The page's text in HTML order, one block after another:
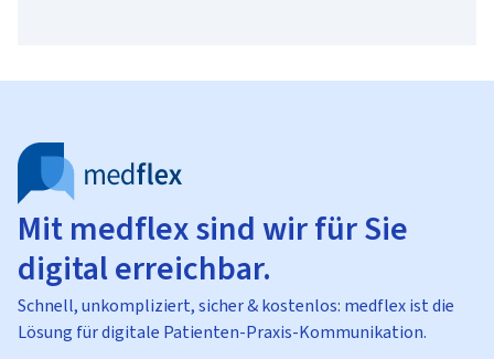
Mit medflex sind wir für Sie
digital erreichbar.
Schnell, unkompliziert, sicher & kostenlos: medflex ist die
Lösung für digitale Patienten-Praxis-Kommunikation.